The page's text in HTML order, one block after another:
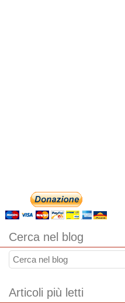
Cerca nel blog
Articoli più letti